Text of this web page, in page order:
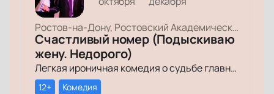
Ростов-на-Дону, Ростовский Академический Театр Драмы, Малая сцена
Счастливый номер (Подыскиваю
жену. Недорого)
Легкая ироничная комедия о судьбе главного героя-миллионера, который мечтает обрести успех и в личной жизни.
12+ Комедия